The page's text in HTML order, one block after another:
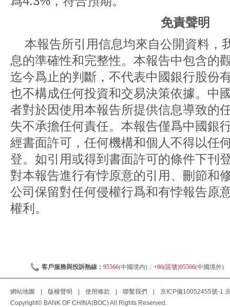
免責聲明
本報告所引用信息均來自公開資料，
息的準確性和完整性。本報告中包含的
迄今爲止的判斷，不代表中國銀行股份
也不構成任何投資和交易決策依據。中
者對於因使用本報告所提供信息導致的
失不承擔任何責任。本報告僅爲中國銀
經書面許可，任何機構和個人不得以任
登。如引用或得到書面許可的條件下刊
對本報告進行有悖原意的引用、刪節和
公司保留對任何侵權行爲和有悖報告原
權利。
客戶服務與投訴熱線： 95566(中國境內)； +86(區號)95566(中國境外)
網站地圖 版權聲明 使用條款 聯繫我們 京ICP備10052455號-1
Copyright© BANK OF CHINA(BOC) All Rights Reserved.